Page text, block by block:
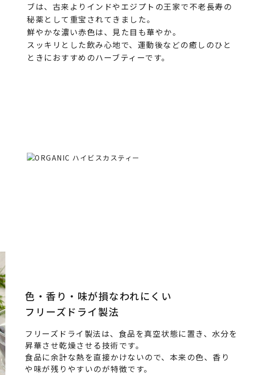
ブは、古来よりインドやエジプトの王家で不老長寿の
秘薬として重宝されてきました。
鮮やかな濃い赤色は、見た目も華やか。
スッキリとした飲み心地で、運動後などの癒しのひと
ときにおすすめのハーブティーです。
色・香り・味が損なわれにくい
フリーズドライ製法
フリーズドライ製法は、食品を真空状態に置き、水分を
昇華させ乾燥させる技術です。
食品に余計な熱を直接かけないので、本来の色、香り
や味が残りやすいのが特徴です。